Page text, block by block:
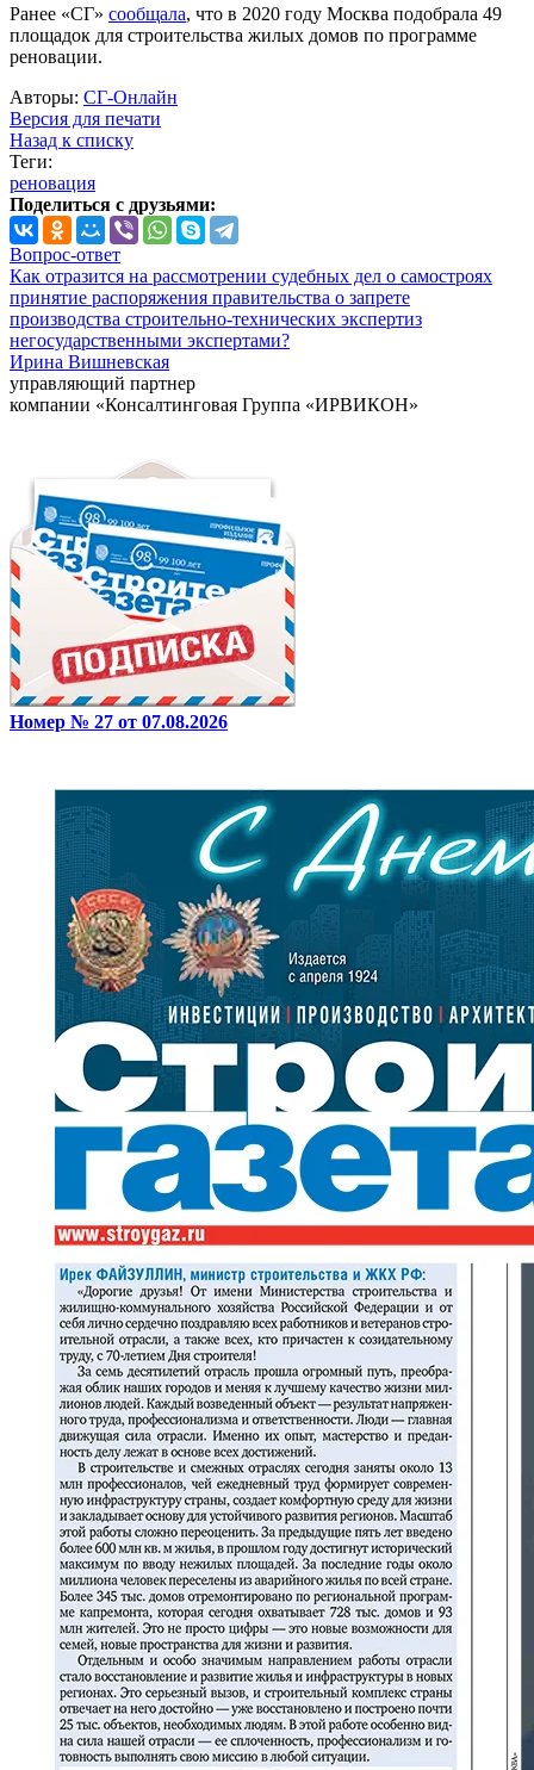
Ранее «СГ» сообщала, что в 2020 году Москва подобрала 49
площадок для строительства жилых домов по программе
реновации.
Авторы: СГ-Онлайн
Версия для печати
Назад к списку
Теги:
реновация
Поделиться с друзьями:
Вопрос-ответ
Как отразится на рассмотрении судебных дел о самостроях
принятие распоряжения правительства о запрете
производства строительно-технических экспертиз
негосударственными экспертами?
Ирина Вишневская
управляющий партнер
компании «Консалтинговая Группа «ИРВИКОН»
Номер № 27 от 07.08.2026